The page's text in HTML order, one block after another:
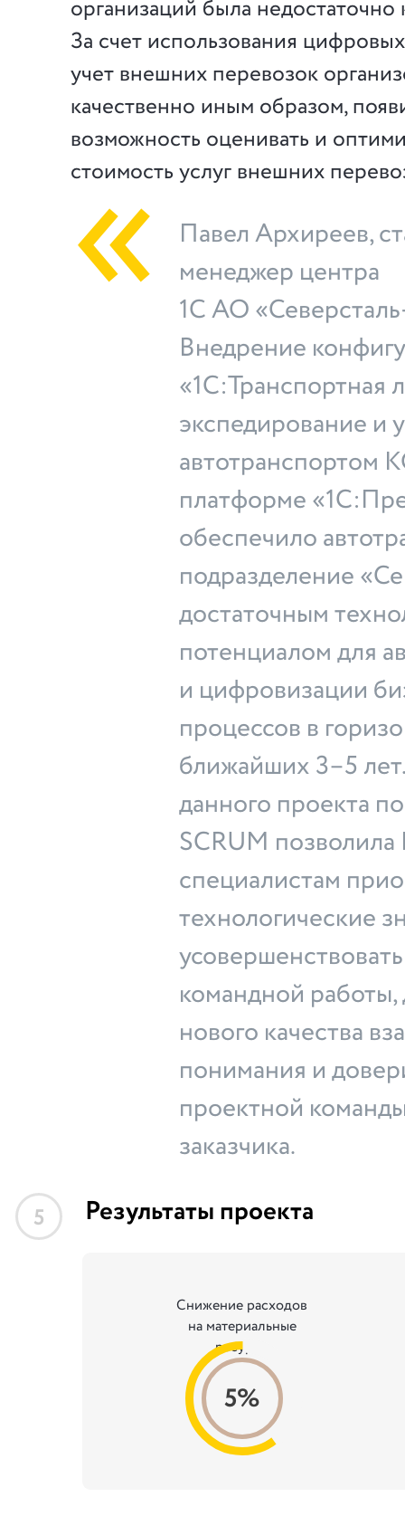
организаций была
За счет использования
учет внешних перевозок
качественно иным образом,
возможность оценивать и
стоимость услуг внешних
Павел Архиреев,
менеджер центра
1С АО
Внедрение
«1С:Транспортная
экспедирование и
автотранспортом
платформе
обеспечило
подразделение
достаточным
потенциалом для
и цифровизации
процессов в
ближайших 3–5
данного проекта
SCRUM
специалистам
технологические
командной работы,
нового качества
понимания и
проектной
заказчика.
5 Результаты проекта
Снижение расходов
на материальные
ресурсы
5%